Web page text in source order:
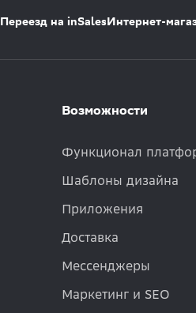
Переезд на inSalesИнтернет-
Возможности
Функционал
Шаблоны дизайна
Приложения
Доставка
Мессенджеры
Маркетинг и SEO